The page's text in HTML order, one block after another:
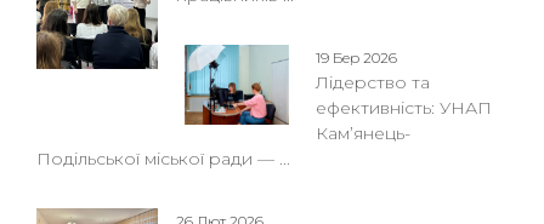
19 Бер 2026
Лідерство та
ефективність: УНАП
Кам’янець-
Подільської міської ради — ...